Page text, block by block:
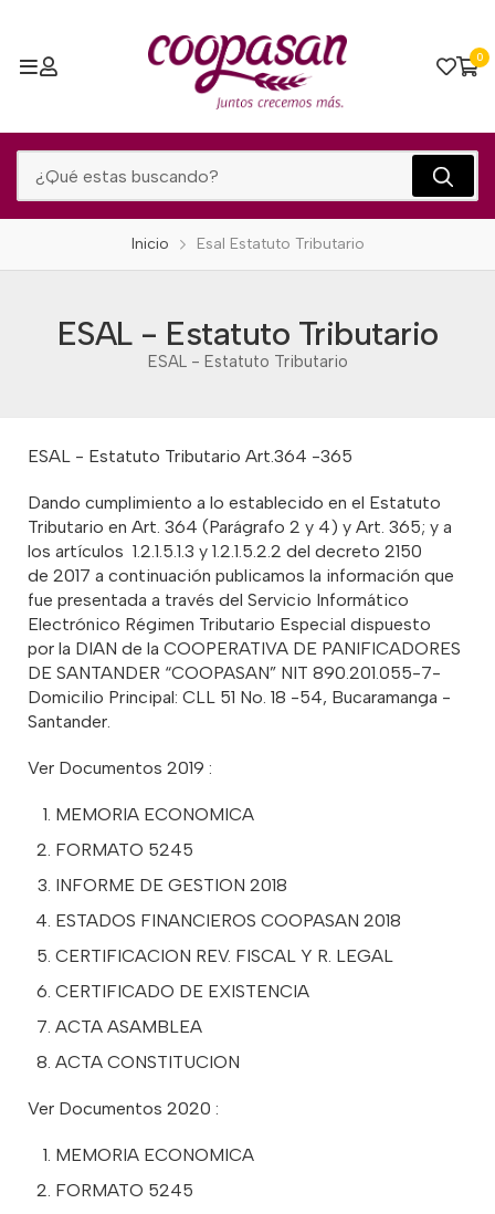
0
Inicio Esal Estatuto Tributario
ESAL - Estatuto Tributario
ESAL - Estatuto Tributario
ESAL - Estatuto Tributario Art.364 -365
Dando cumplimiento a lo establecido en el Estatuto
Tributario en Art. 364 (Parágrafo 2 y 4) y Art. 365; y a
los artículos 1.2.1.5.1.3 y 1.2.1.5.2.2 del decreto 2150
de 2017 a continuación publicamos la información que
fue presentada a través del Servicio Informático
Electrónico Régimen Tributario Especial dispuesto
por la DIAN de la COOPERATIVA DE PANIFICADORES
DE SANTANDER “COOPASAN” NIT 890.201.055-7-
Domicilio Principal: CLL 51 No. 18 -54, Bucaramanga -
Santander.
Ver Documentos 2019 :
MEMORIA ECONOMICA
FORMATO 5245
INFORME DE GESTION 2018
ESTADOS FINANCIEROS COOPASAN 2018
CERTIFICACION REV. FISCAL Y R. LEGAL
CERTIFICADO DE EXISTENCIA
ACTA ASAMBLEA
ACTA CONSTITUCION
Ver Documentos 2020 :
MEMORIA ECONOMICA
FORMATO 5245